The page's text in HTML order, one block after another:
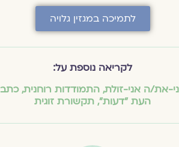
לתמיכה במגזין גלויה
לקריאה נוספת על:
את/ה אני-זולת,התמודדות רוחנית,כתב
העת ״דעות״, תקשורת זוגית